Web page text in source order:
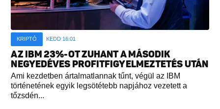
KRIPTÓ KEDD 16:01
AZ IBM 23%-OT ZUHANT A MÁSODIK
NEGYEDÉVES PROFITFIGYELMEZTETÉS UTÁN
Ami kezdetben ártalmatlannak tűnt, végül az IBM
történetének egyik legsötétebb napjához vezetett a
tőzsdén...